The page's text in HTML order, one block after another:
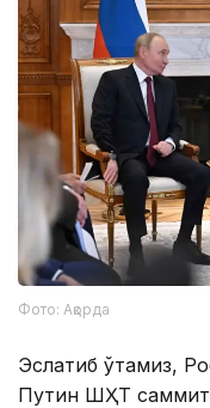
Фото: Ақорда
Эслатиб ўтамиз,
Путин ШҲТ